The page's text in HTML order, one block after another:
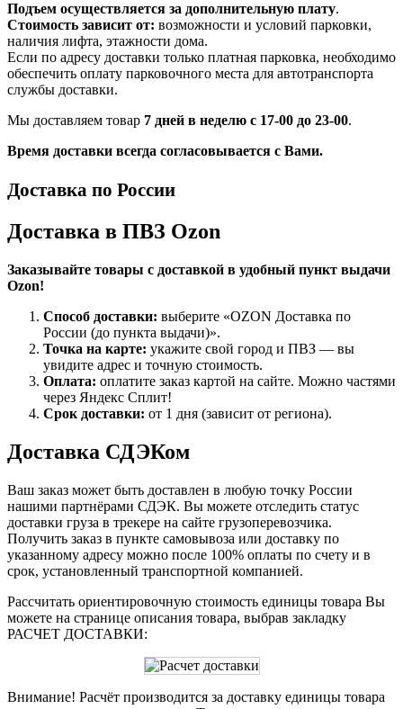
Подъем осуществляется за дополнительную плату.
Стоимость зависит от: возможности и условий парковки,
наличия лифта, этажности дома.
Если по адресу доставки только платная парковка, необходимо
обеспечить оплату парковочного места для автотранспорта
службы доставки.
Мы доставляем товар 7 дней в неделю с 17-00 до 23-00.
Время доставки всегда согласовывается с Вами.
Доставка по России
Доставка в ПВЗ Ozon
Заказывайте товары с доставкой в удобный пункт выдачи
Ozon!
Способ доставки: выберите «OZON Доставка по
России (до пункта выдачи)».
Точка на карте: укажите свой город и ПВЗ — вы
увидите адрес и точную стоимость.
Оплата: оплатите заказ картой на сайте. Можно частями
через Яндекс Сплит!
Срок доставки: от 1 дня (зависит от региона).
Доставка СДЭКом
Ваш заказ может быть доставлен в любую точку России
нашими партнёрами СДЭК. Вы можете отследить статус
доставки груза в трекере на сайте грузоперевозчика.
Получить заказ в пункте самовывоза или доставку по
указанному адресу можно после 100% оплаты по счету и в
срок, установленный транспортной компанией.
Рассчитать ориентировочную стоимость единицы товара Вы
можете на странице описания товара, выбрав закладку
РАСЧЕТ ДОСТАВКИ:
Внимание! Расчёт производится за доставку единицы товара